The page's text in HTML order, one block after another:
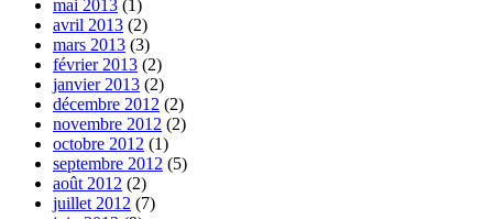
mai 2013 (1)
avril 2013 (2)
mars 2013 (3)
février 2013 (2)
janvier 2013 (2)
décembre 2012 (2)
novembre 2012 (2)
octobre 2012 (1)
septembre 2012 (5)
août 2012 (2)
juillet 2012 (7)